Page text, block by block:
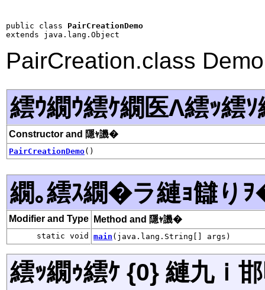
public class PairCreationDemo
extends java.lang.Object
PairCreation.class
繧ｳ繝ｳ繧ｹ繝医Λ繧ｯ繧
Constructor and 隱ｬ譏�
PairCreationDemo()
繝｡繧ｽ繝�ラ縺ｮ讎り
Modifier and Type Method and 隱ｬ譏�
static void main (java.lang.String[] args)
繧ｯ繝ｩ繧ｹ {0} 縺九ｉ